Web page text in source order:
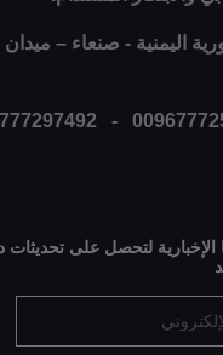
اليمنية - صنعاء –
لتحصل على